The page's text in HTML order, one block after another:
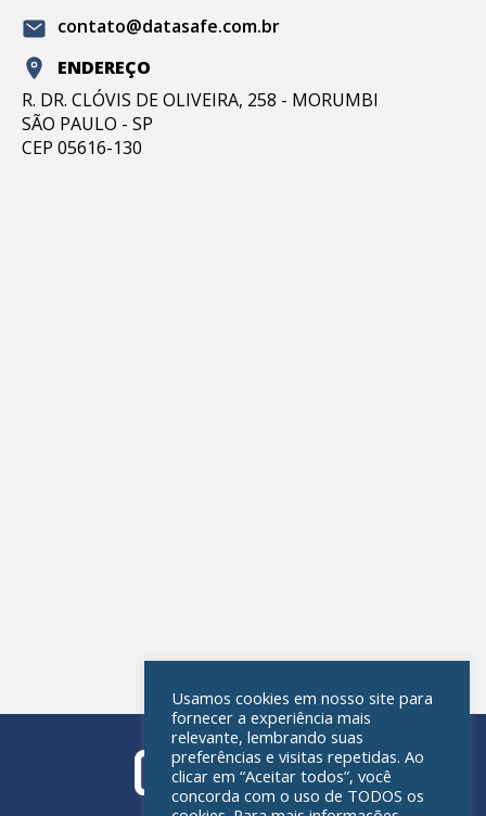
contato@datasafe.com.br
ENDEREÇO
R. DR. CLÓVIS DE OLIVEIRA, 258 - MORUMBI
SÃO PAULO - SP
CEP 05616-130
Usamos cookies em nosso site para
fornecer a experiência mais
relevante, lembrando suas
preferências e visitas repetidas. Ao
clicar em “Aceitar todos”, você
concorda com o uso de TODOS os